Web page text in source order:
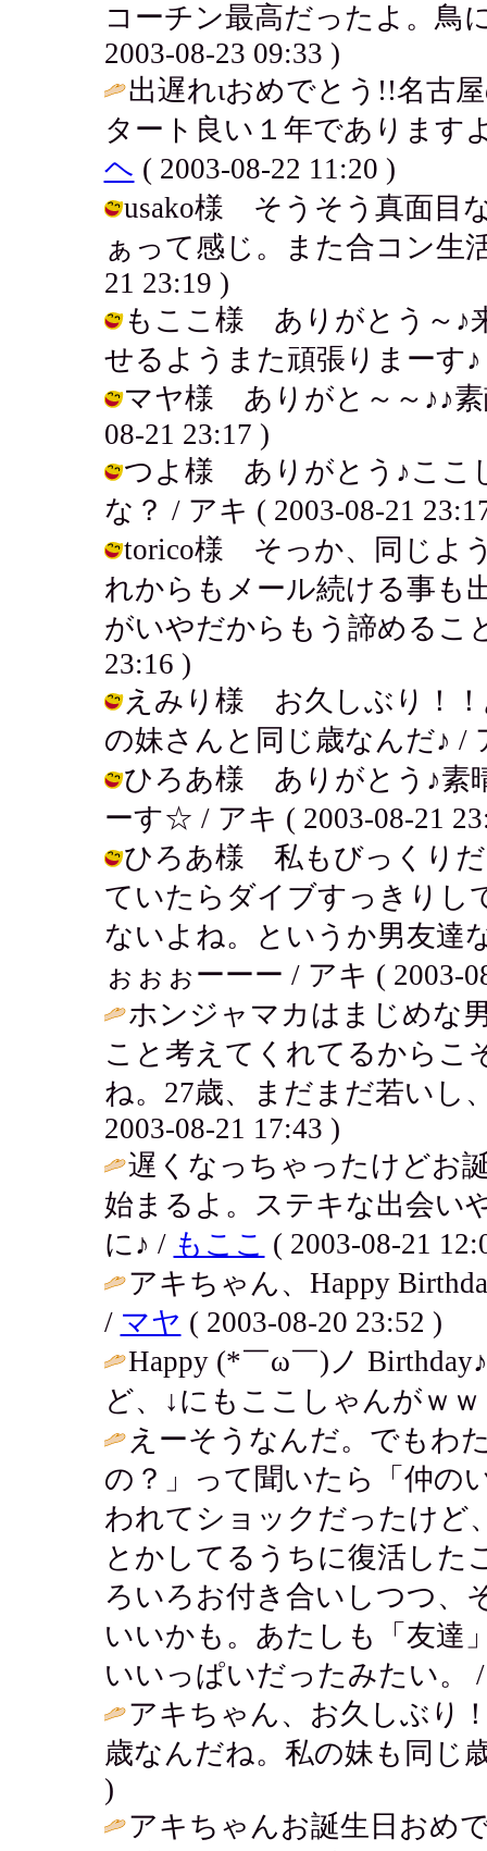
コーチン最高だったよ。鳥
2003-08-23 09:33 )
出遅れιおめでとう!!名古
タート良い１年でありま
ヘ ( 2003-08-22 11:20 )
usako様 そうそう真面目
ぁって感じ。また合コン生
21 23:19 )
もここ様 ありがとう～♪
せるようまた頑張りまーす♪
マヤ様 ありがと～～♪♪素
08-21 23:17 )
つよ様 ありがとう♪ここ
な？ / アキ ( 2003-08-21
torico様 そっか、同じよ
れからもメール続ける事も
がいやだからもう諦めるこ
23:16 )
えみり様 お久しぶり！
の妹さんと同じ歳なんだ♪ /
ひろあ様 ありがとう♪素
ーす☆ / アキ ( 2003-08-21
ひろあ様 私もびっくりだ
ていたらダイブすっきりし
ないよね。というか男友達
ぉぉぉーーー / アキ ( 2003-
ホンジャマカはまじめな
こと考えてくれてるからこ
ね。27歳、まだまだ若いし
2003-08-21 17:43 )
遅くなっちゃったけどお
始まるよ。ステキな出会い
に♪ / もここ ( 2003-08-21
アキちゃん、Happy
/ マヤ ( 2003-08-20 23:52 )
Happy (*￣ω￣)ノ
ど、↓にもここしゃんがｗ
えーそうなんだ。でもわ
の？」って聞いたら「仲の
われてショックだったけど
とかしてるうちに復活した
ろいろお付き合いしつつ、
いいかも。あたしも「友達
いいっぱいだったみたい。
アキちゃん、お久しぶり
歳なんだね。私の妹も同じ
)
アキちゃんお誕生日おめ